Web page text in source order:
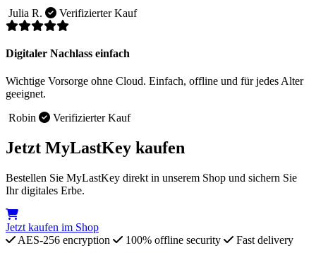
Julia R.
Verifizierter Kauf
Digitaler Nachlass einfach
Wichtige Vorsorge ohne Cloud. Einfach, offline und für jedes Alter
geeignet.
Robin
Verifizierter Kauf
Jetzt MyLastKey kaufen
Bestellen Sie MyLastKey direkt in unserem Shop und sichern Sie
Ihr digitales Erbe.
Jetzt kaufen im Shop
AES-256 encryption
100% offline security Fast delivery